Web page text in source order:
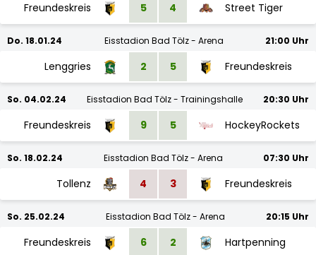
Freundeskreis 5 4 Street Tiger
Do. 18.01.24 Eisstadion Bad Tölz - Arena 21:00 Uhr
Lenggries 2 5 Freundeskreis
So. 04.02.24 Eisstadion Bad Tölz - Trainingshalle 20:30 Uhr
Freundeskreis 9 5 HockeyRockets
So. 18.02.24 Eisstadion Bad Tölz - Arena 07:30 Uhr
Tollenz 4 3 Freundeskreis
So. 25.02.24 Eisstadion Bad Tölz - Arena 20:15 Uhr
Freundeskreis 6 2 Hartpenning